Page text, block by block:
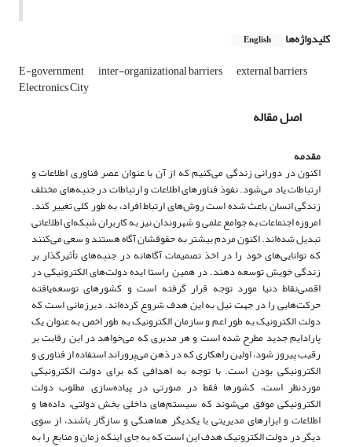
کلیدواژه‌ها English
E-government inter-organizational barriers external barriers
Electronics City
اصل مقاله
مقدمه
اکنون در دورانی زندگی می‌کنیم که از آن با عنوان عصر فناوری اطلاعات و
ارتباطات یاد می‌شود. نفوذ فناورهای اطلاعات و ارتباطات در جنبه‌های مختلف
زندگی انسان باعث شده است روش‌های ارتباط افراد، به طور کلی تغییر کند.
امروزه اجتماعات به جوامع علمی و شهروندان نیز به کاربران شبکه‌ای اطلاعاتی
تبدیل شده‌اند. اکنون مردم بیشتر به حقوقشان آگاه هستند و سعی می‌کنند
که توانایی‌های خود را در اخذ تصمیمات آگاهانه در جنبه‌های تأثیرگذار بر
زندگی خویش توسعه دهند. در همین راستا ایده دولت‌های الکترونیکی در
اقصی‌نقاط دنیا مورد توجه قرار گرفته است و کشورهای توسعه‌یافته
حرکت‌هایی را در جهت نیل به این هدف شروع کرده‌اند. دیرزمانی است که
دولت الکترونیک به طور اعم و سازمان الکترونیک به طور اخص به عنوان یک
پارادایم جدید مطرح شده است و هر مدیری که می‌خواهد در این رقابت بر
رقیب پیروز شود، اولین راهکاری که در ذهن می‌پروراند استفاده از فناوری و
الکترونیکی بودن است. با توجه به اهدافی که برای دولت الکترونیکی
مورد‌نظر است، کشورها فقط در صورتی در پیاده‌سازی مطلوب دولت
الکترونیکی موفق می‌شوند که سیستم‌های داخلی بخش دولتی،‌ داده‌ها و
اطلاعات و ابزارهای مدیریتی با یکدیگر هماهنگی و سازگار باشند، از سوی
دیگر در دولت الکترونیک هدف این است که به جای اینکه زمان و منابع را به